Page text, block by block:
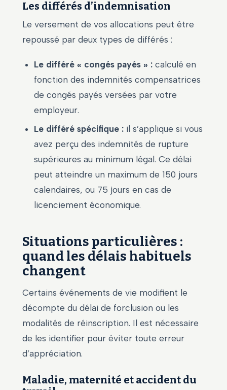
Les différés d’indemnisation
Le versement de vos allocations peut être
repoussé par deux types de différés :
Le différé « congés payés » : calculé en
fonction des indemnités compensatrices
de congés payés versées par votre
employeur.
Le différé spécifique : il s’applique si vous
avez perçu des indemnités de rupture
supérieures au minimum légal. Ce délai
peut atteindre un maximum de 150 jours
calendaires, ou 75 jours en cas de
licenciement économique.
Situations particulières :
quand les délais habituels
changent
Certains événements de vie modifient le
décompte du délai de forclusion ou les
modalités de réinscription. Il est nécessaire
de les identifier pour éviter toute erreur
d’appréciation.
Maladie, maternité et accident du